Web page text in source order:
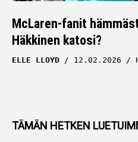
McLaren-fanit
Häkkinen katosi?
ELLE LLOYD 12.02.2026
TÄMÄN HETKEN